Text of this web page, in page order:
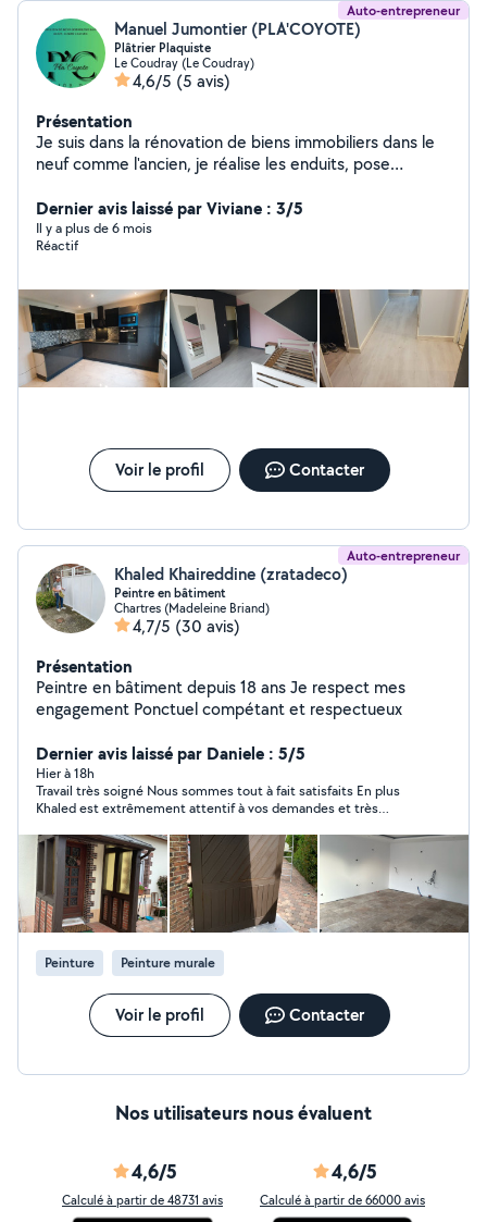
Auto-entrepreneur
Manuel Jumontier (PLA'COYOTE)
Plâtrier Plaquiste
Le Coudray (Le Coudray)
4,6/5 (5 avis)
Présentation
Je suis dans la rénovation de biens immobiliers dans le
neuf comme l'ancien, je réalise les enduits, pose
isolations thermiques et acoustiques, pose de bandes,
passe de peintures et peintures décoratives, je suis
aussi cuisiniste, poseur de sol et pelleur, dans le respect
Dernier avis laissé par Viviane : 3/5
Il y a plus de 6 mois
Réactif
Voir le profil Contacter
Auto-entrepreneur
Khaled Khaireddine (zratadeco)
Peintre en bâtiment
Chartres (Madeleine Briand)
4,7/5 (30 avis)
Présentation
Peintre en bâtiment depuis 18 ans Je respect mes
engagement Ponctuel compétant et respectueux
Dernier avis laissé par Daniele : 5/5
Hier à 18h
Travail très soigné Nous sommes tout à fait satisfaits En plus
Khaled est extrêmement attentif à vos demandes et très
Peinture Peinture murale
Voir le profil Contacter
Nos utilisateurs nous évaluent
4,6/5
Calculé à partir de 48731 avis
4,6/5
Calculé à partir de 66000 avis